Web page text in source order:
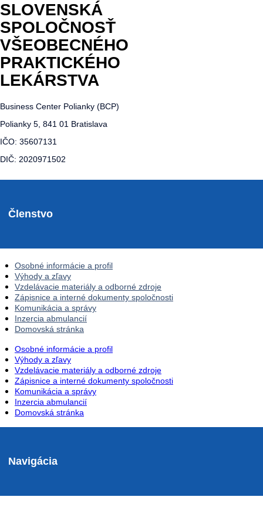
SLOVENSKÁ
SPOLOČNOSŤ
VŠEOBECNÉHO
PRAKTICKÉHO
LEKÁRSTVA
Business Center Polianky (BCP)
Polianky 5, 841 01 Bratislava
IČO: 35607131
DIČ: 2020971502
Členstvo
Osobné informácie a profil
Výhody a zľavy
Vzdelávacie materiály a odborné zdroje
Zápisnice a interné dokumenty spoločnosti
Komunikácia a správy
Inzercia abmulancií
Domovská stránka
Osobné informácie a profil
Výhody a zľavy
Vzdelávacie materiály a odborné zdroje
Zápisnice a interné dokumenty spoločnosti
Komunikácia a správy
Inzercia abmulancií
Domovská stránka
Navigácia